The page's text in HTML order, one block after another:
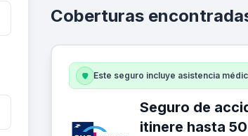
Coberturas
Este seguro incluye asistencia
Seguro de
itinere hasta